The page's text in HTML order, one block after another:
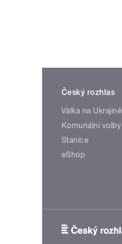
Český rozhlas
Válka na Ukrajině
Komunální volby
Stanice
eShop